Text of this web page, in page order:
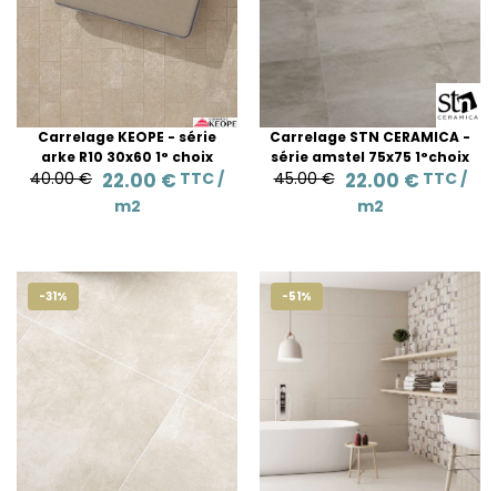
Carrelage KEOPE - série
arke R10 30x60 1° choix
40.00 € 22.00 € TTC /
m2
Carrelage STN CERAMICA -
série amstel 75x75 1°choix
45.00 € 22.00 € TTC /
m2
-31% -51%